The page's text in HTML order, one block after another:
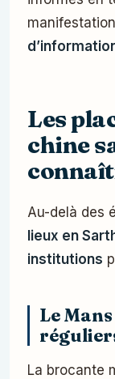
Les
chine
Au-delà des
lieux en
institutions
Le
La brocante